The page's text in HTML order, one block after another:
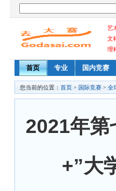
艺
文
理
首页 专业 国内竞赛
您当前的位置： 首页 > 国际竞赛 > 全
2021年第
+”大